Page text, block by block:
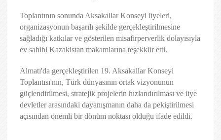
Toplantının sonunda Aksakallar Konseyi üyeleri,
organizasyonun başarılı şekilde gerçekleştirilmesine
sağladığı katkılar ve gösterilen misafirperverlik dolayısıyla
ev sahibi Kazakistan makamlarına teşekkür etti.
Almatı'da gerçekleştirilen 19. Aksakallar Konseyi
Toplantısı'nın, Türk dünyasının ortak vizyonunun
güçlendirilmesi, stratejik projelerin hızlandırılması ve üye
devletler arasındaki dayanışmanın daha da pekiştirilmesi
açısından önemli bir dönüm noktası olduğu ifade edildi.